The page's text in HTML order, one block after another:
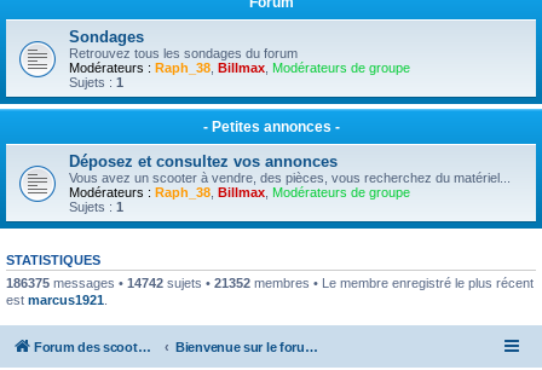
Sondages
Retrouvez tous les sondages du forum
Modérateurs : Raph_38 Billmax Modérateurs de groupe
Sujets : 1
- Petites annonces -
Déposez et consultez vos annonces
Vous avez un scooter à vendre, des pièces, vous recherchez du matériel...
Modérateurs : Raph_38 Billmax Modérateurs de groupe
Sujets : 1
STATISTIQUES
186375 messages • 14742 sujets • 21352 membres • Le membre enregistré le plus récent
est marcus1921
Forum des scooters SYM - GTS -MAXSYM - CRUISYM - JOYMAX - Maxsym TL Bienvenue sur le forum des scooters de la gamme SYM